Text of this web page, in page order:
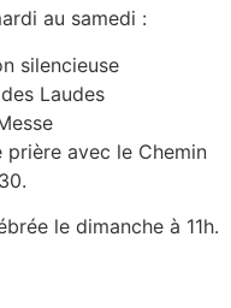
au samedi :
silencieuse
Laudes
avec le Chemin
le dimanche à 11h.